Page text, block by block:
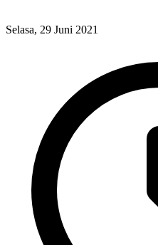
Selasa, 29 Juni 2021